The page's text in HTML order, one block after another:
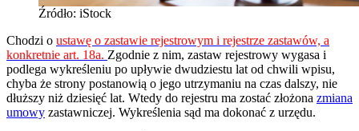
Źródło: iStock
Chodzi o ustawę o zastawie rejestrowym i rejestrze zastawów, a
konkretnie art. 18a. Zgodnie z nim, zastaw rejestrowy wygasa i
podlega wykreśleniu po upływie dwudziestu lat od chwili wpisu,
chyba że strony postanowią o jego utrzymaniu na czas dalszy, nie
dłuższy niż dziesięć lat. Wtedy do rejestru ma zostać złożona zmiana
umowy zastawniczej. Wykreślenia sąd ma dokonać z urzędu.